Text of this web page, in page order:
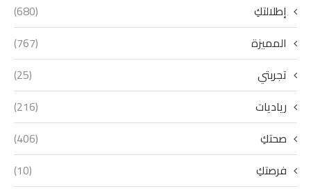
إطلالتكِ
(680)
المميزة
(767)
تجربتي
(25)
رياديات
(216)
صحتكِ
(406)
فرصتكِ
(10)